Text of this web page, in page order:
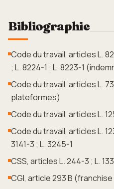
Bibliographie
Code du travail, articles L.
; L. 8224-1 ; L. 8223-1
Code du travail, articles L.
plateformes)
Code du travail, articles L.
Code du travail, articles L.
3141-3 ; L. 3245-1
CSS, articles L. 244-3 ; L.
CGI, article 293 B